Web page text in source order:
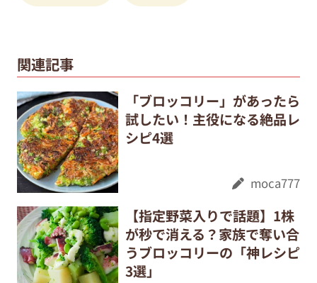
関連記事
「ブロッコリー」があったら
試したい！主役になる絶品レ
シピ4選
moca777
【指定野菜入りで話題】1株
が秒で消える？家族で奪い合
うブロッコリーの「神レシピ
3選」